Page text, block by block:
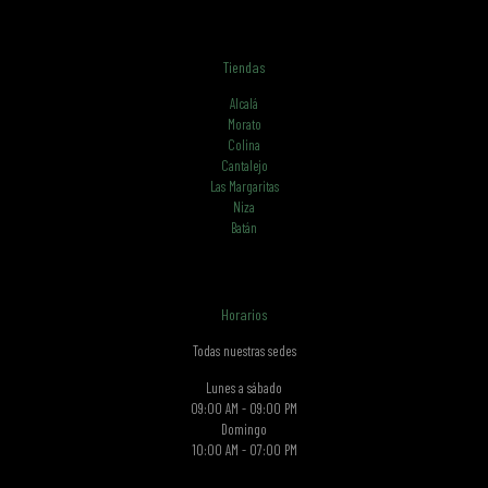
Tiendas
Alcalá
Morato
Colina
Cantalejo
Las Margaritas
Niza
Batán
Horarios
Todas nuestras sedes
Lunes a sábado
09:00 AM - 09:00 PM
Domingo
10:00 AM - 07:00 PM